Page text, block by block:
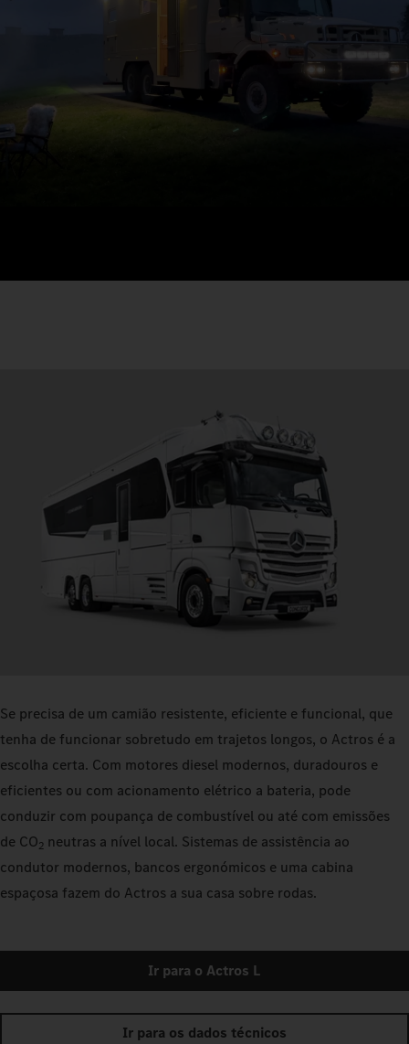
Se precisa de um camião resistente, eficiente e funcional, que
tenha de funcionar sobretudo em trajetos longos, o Actros é a
escolha certa. Com motores diesel modernos, duradouros e
eficientes ou com acionamento elétrico a bateria, pode
conduzir com poupança de combustível ou até com emissões
de CO2 neutras a nível local. Sistemas de assistência ao
condutor modernos, bancos ergonómicos e uma cabina
espaçosa fazem do Actros a sua casa sobre rodas.
Ir para o Actros L
Ir para os dados técnicos